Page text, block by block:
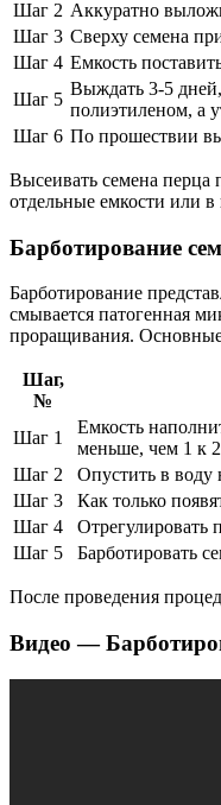
Шаг 2 Аккуратно
Шаг 3 Сверху семена
Шаг 4 Емкость
Шаг 5
Выждать 3-5 дней,
полиэтиленом, а
Шаг 6 По прошествии
Высеивать семена перца
отдельные емкости или
Барботирование
Барботирование
смывается патогенная
проращивания. Основные
Шаг,
№
Шаг 1
Емкость
меньше, чем 1 к
Шаг 2
Опустить в воду
Шаг 3
Как только
Шаг 4
Отрегулировать
Шаг 5
Барботировать
После проведения
Видео —